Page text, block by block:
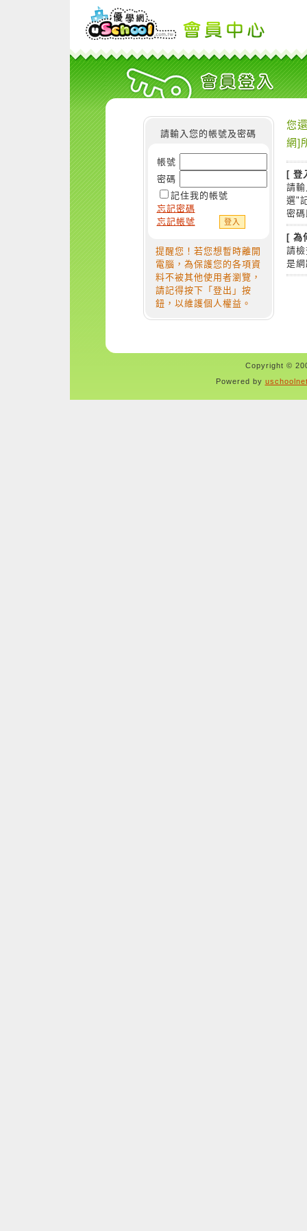
請輸入您的帳號及密碼
帳號
密碼
記住我的帳號
忘記密碼
忘記帳號
提醒您！若您想暫時離開
電腦，為保護您的各項資
料不被其他使用者瀏覽，
請記得按下「登出」按
鈕，以維護個人權益。
您
網]
[ 登
請
選"
密
[ 為
請
是
Copyright ©
Powered by